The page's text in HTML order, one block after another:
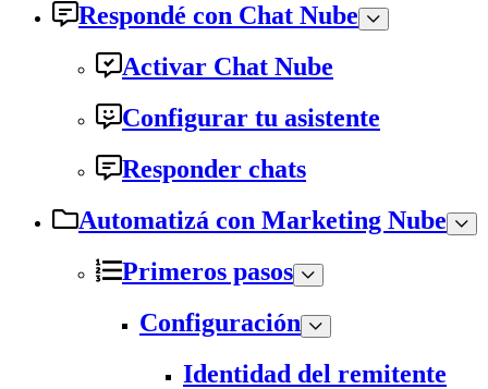
Respondé con Chat Nube
Activar Chat Nube
Configurar tu asistente
Responder chats
Automatizá con Marketing Nube
Primeros pasos
Configuración
Identidad del remitente